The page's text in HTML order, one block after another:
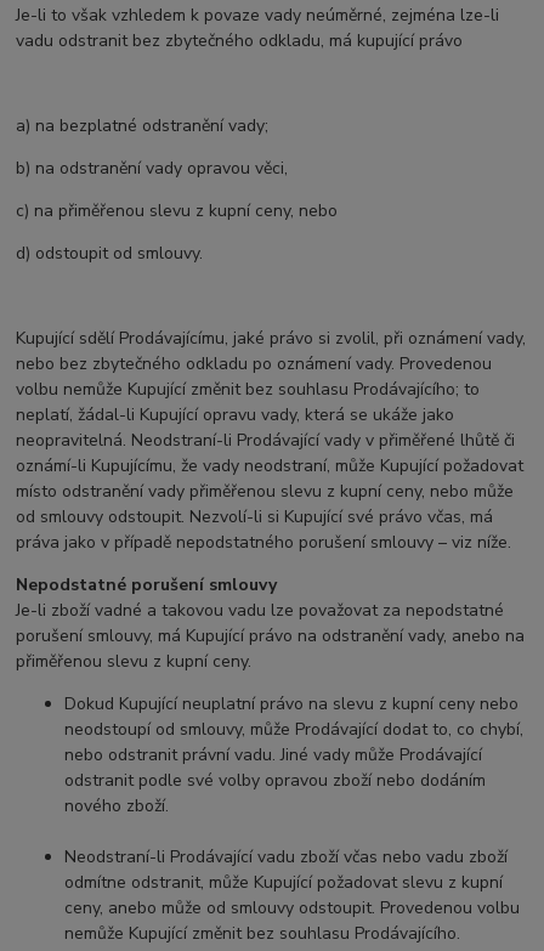
Je-li to však vzhledem k povaze vady neúměrné, zejména lze-li
vadu odstranit bez zbytečného odkladu, má kupující právo
a) na bezplatné odstranění vady;
b) na odstranění vady opravou věci,
c) na přiměřenou slevu z kupní ceny, nebo
d) odstoupit od smlouvy.
Kupující sdělí Prodávajícímu, jaké právo si zvolil, při oznámení vady,
nebo bez zbytečného odkladu po oznámení vady. Provedenou
volbu nemůže Kupující změnit bez souhlasu Prodávajícího; to
neplatí, žádal-li Kupující opravu vady, která se ukáže jako
neopravitelná. Neodstraní-li Prodávající vady v přiměřené lhůtě či
oznámí-li Kupujícímu, že vady neodstraní, může Kupující požadovat
místo odstranění vady přiměřenou slevu z kupní ceny, nebo může
od smlouvy odstoupit. Nezvolí-li si Kupující své právo včas, má
práva jako v případě nepodstatného porušení smlouvy – viz níže.
Nepodstatné porušení smlouvy
Je-li zboží vadné a takovou vadu lze považovat za nepodstatné
porušení smlouvy, má Kupující právo na odstranění vady, anebo na
přiměřenou slevu z kupní ceny.
Dokud Kupující neuplatní právo na slevu z kupní ceny nebo
neodstoupí od smlouvy, může Prodávající dodat to, co chybí,
nebo odstranit právní vadu. Jiné vady může Prodávající
odstranit podle své volby opravou zboží nebo dodáním
nového zboží.
Neodstraní-li Prodávající vadu zboží včas nebo vadu zboží
odmítne odstranit, může Kupující požadovat slevu z kupní
ceny, anebo může od smlouvy odstoupit. Provedenou volbu
nemůže Kupující změnit bez souhlasu Prodávajícího.